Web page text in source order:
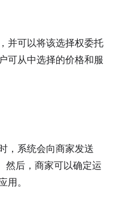
并可以将该选择权委托
可从中选择的价格和服
，系统会向商家发送
然后，商家可以确定运
用。